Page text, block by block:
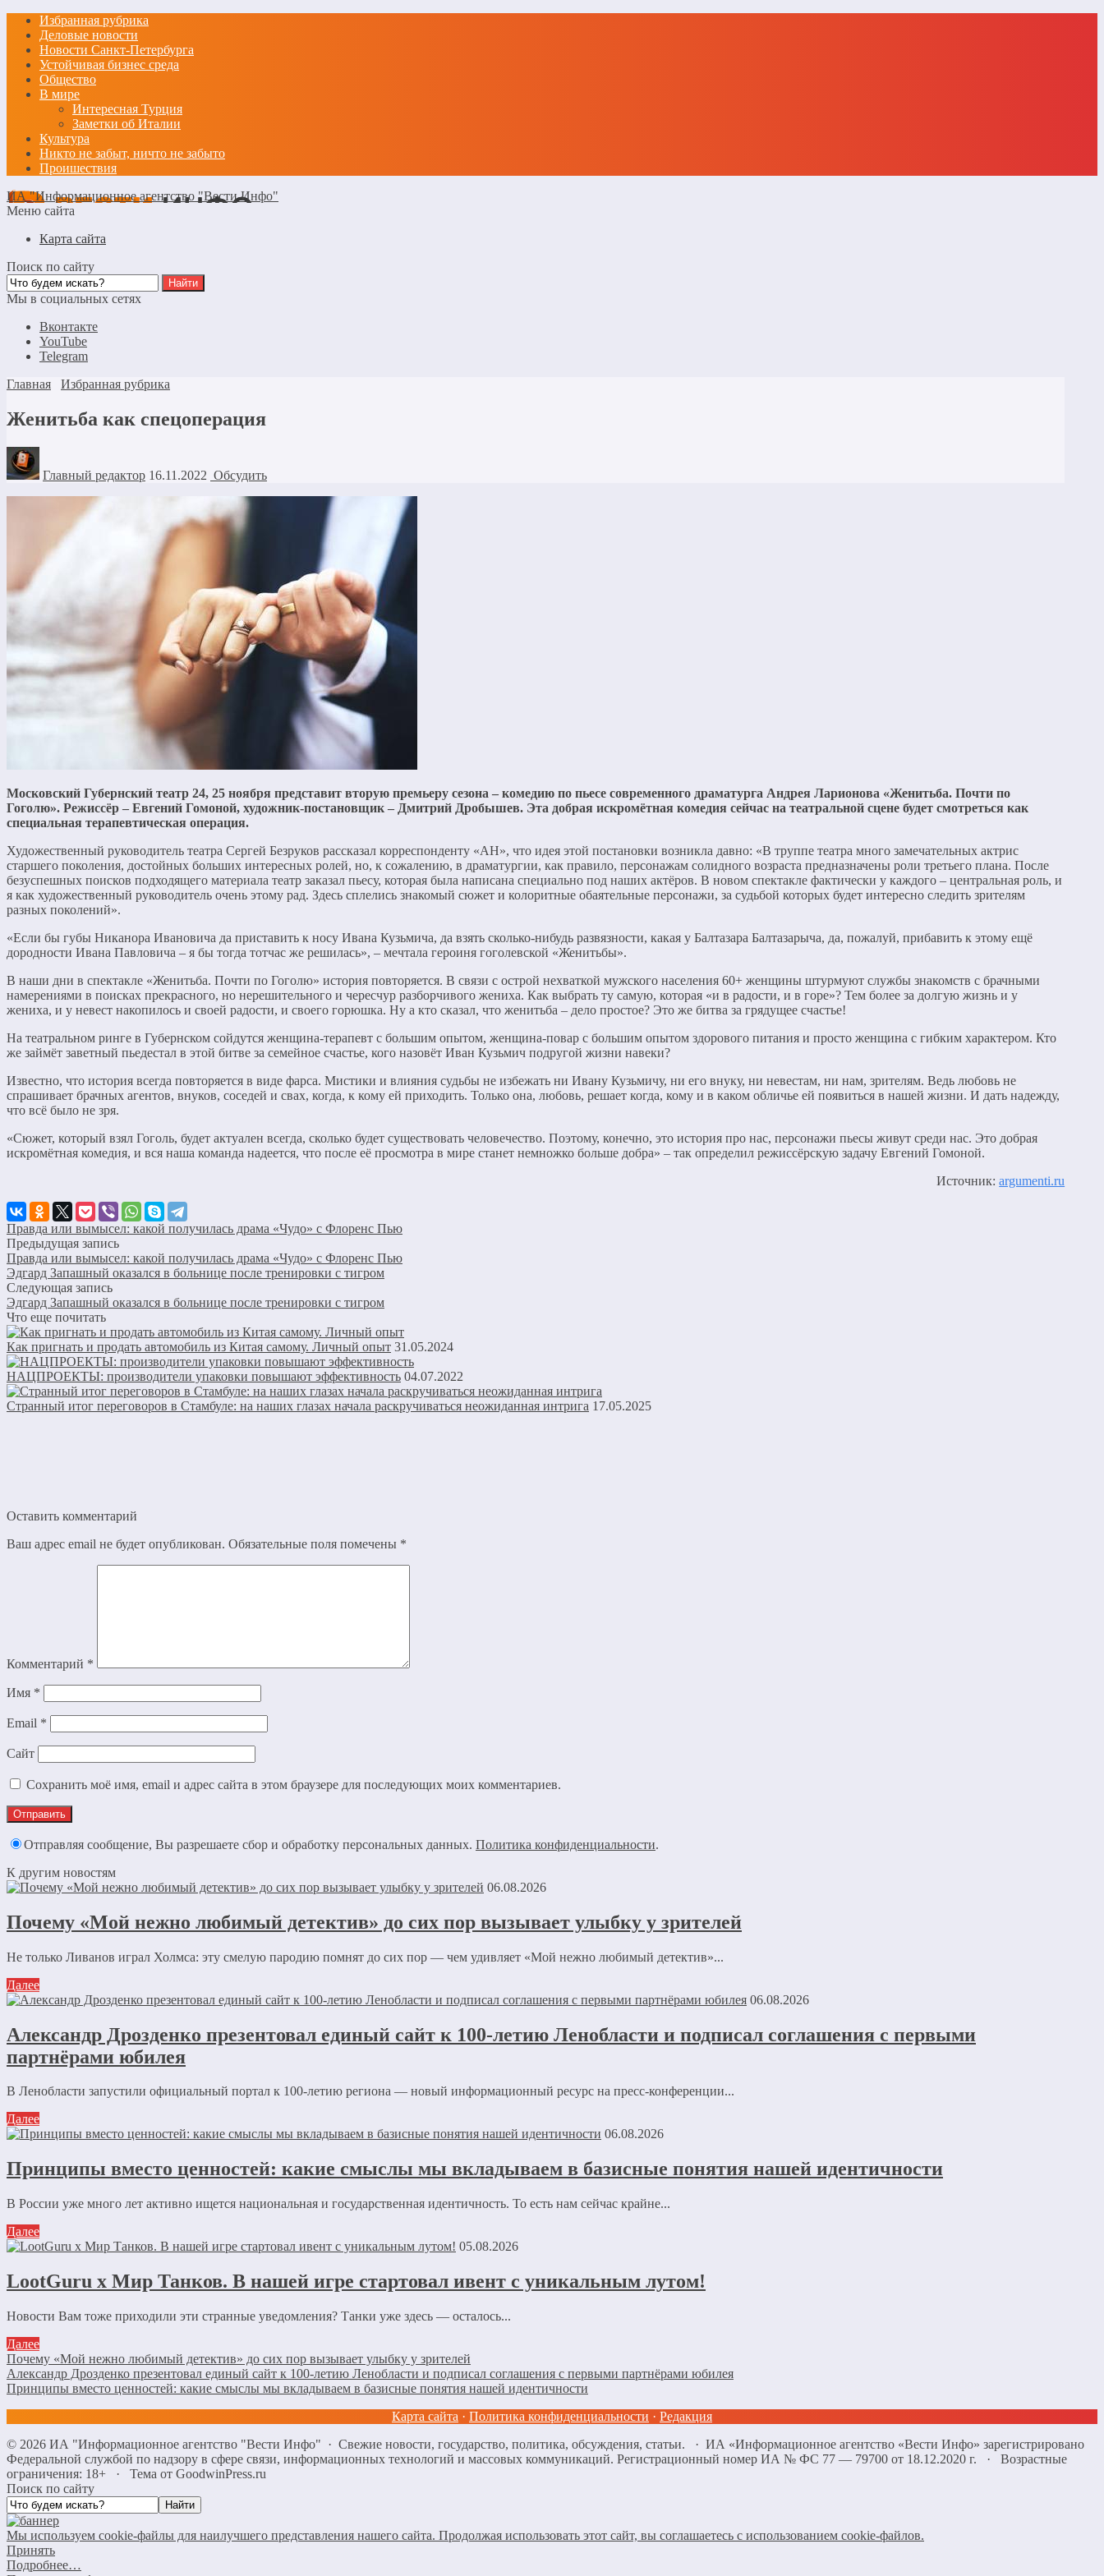
Избранная рубрика
Деловые новости
Новости Санкт-Петербурга
Устойчивая бизнес среда
Общество
В мире
Интересная Турция
Заметки об Италии
Культура
Никто не забыт, ничто не забыто
Проишествия
ИА "Информационное агентство "Вести Инфо"
Меню сайта
Карта сайта
Поиск по сайту
Мы в социальных сетях
Вконтакте
YouTube
Telegram
Главная
Избранная рубрика
Женитьба как спецоперация
Главный редактор 16.11.2022 Обсудить
Московский Губернский театр 24, 25 ноября представит вторую премьеру сезона – комедию по пьесе современного драматурга Андрея Ларионова «Женитьба. Почти по
Гоголю». Режиссёр – Евгений Гомоной, художник-постановщик – Дмитрий Дробышев. Эта добрая искромётная комедия сейчас на театральной сцене будет смотреться как
специальная терапевтическая операция.
Художественный руководитель театра Сергей Безруков рассказал корреспонденту «АН», что идея этой постановки возникла давно: «В труппе театра много замечательных актрис
старшего поколения, достойных больших интересных ролей, но, к сожалению, в драматургии, как правило, персонажам солидного возраста предназначены роли третьего плана. После
безуспешных поисков подходящего материала театр заказал пьесу, которая была написана специально под наших актёров. В новом спектакле фактически у каждого – центральная роль, и
я как художественный руководитель очень этому рад. Здесь сплелись знакомый сюжет и колоритные обаятельные персонажи, за судьбой которых будет интересно следить зрителям
разных поколений».
«Если бы губы Никанора Ивановича да приставить к носу Ивана Кузьмича, да взять сколько-нибудь развязности, какая у Балтазара Балтазарыча, да, пожалуй, прибавить к этому ещё
дородности Ивана Павловича – я бы тогда тотчас же решилась», – мечтала героиня гоголевской «Женитьбы».
В наши дни в спектакле «Женитьба. Почти по Гоголю» история повторяется. В связи с острой нехваткой мужского населения 60+ женщины штурмуют службы знакомств с брачными
намерениями в поисках прекрасного, но нерешительного и чересчур разборчивого жениха. Как выбрать ту самую, которая «и в радости, и в горе»? Тем более за долгую жизнь и у
жениха, и у невест накопилось и своей радости, и своего горюшка. Ну а кто сказал, что женитьба – дело простое? Это же битва за грядущее счастье!
На театральном ринге в Губернском сойдутся женщина-терапевт с большим опытом, женщина-повар с большим опытом здорового питания и просто женщина с гибким характером. Кто
же займёт заветный пьедестал в этой битве за семейное счастье, кого назовёт Иван Кузьмич подругой жизни навеки?
Известно, что история всегда повторяется в виде фарса. Мистики и влияния судьбы не избежать ни Ивану Кузьмичу, ни его внуку, ни невестам, ни нам, зрителям. Ведь любовь не
спрашивает брачных агентов, внуков, соседей и свах, когда, к кому ей приходить. Только она, любовь, решает когда, кому и в каком обличье ей появиться в нашей жизни. И дать надежду,
что всё было не зря.
«Сюжет, который взял Гоголь, будет актуален всегда, сколько будет существовать человечество. Поэтому, конечно, это история про нас, персонажи пьесы живут среди нас. Это добрая
искромётная комедия, и вся наша команда надеется, что после её просмотра в мире станет немножко больше добра» – так определил режиссёрскую задачу Евгений Гомоной.
Источник:argumenti.ru
Правда или вымысел: какой получилась драма «Чудо» с Флоренс Пью
Предыдущая запись
Правда или вымысел: какой получилась драма «Чудо» с Флоренс Пью
Эдгард Запашный оказался в больнице после тренировки с тигром
Следующая запись
Эдгард Запашный оказался в больнице после тренировки с тигром
Что еще почитать
Как пригнать и продать автомобиль из Китая самому. Личный опыт 31.05.2024
НАЦПРОЕКТЫ: производители упаковки повышают эффективность 04.07.2022
Странный итог переговоров в Стамбуле: на наших глазах начала раскручиваться неожиданная интрига 17.05.2025
Оставить комментарий
Ваш адрес email не будет опубликован. Обязательные поля помечены *
Комментарий *
Имя *
Email *
Сайт
Сохранить моё имя, email и адрес сайта в этом браузере для последующих моих комментариев.
Отправляя сообщение, Вы разрешаете сбор и обработку персональных данных. Политика конфиденциальности.
К другим новостям
06.08.2026
Почему «Мой нежно любимый детектив» до сих пор вызывает улыбку у зрителей
Не только Ливанов играл Холмса: эту смелую пародию помнят до сих пор — чем удивляет «Мой нежно любимый детектив»...
Далее
06.08.2026
Александр Дрозденко презентовал единый сайт к 100-летию Ленобласти и подписал соглашения с первыми
партнёрами юбилея
В Ленобласти запустили официальный портал к 100-летию региона — новый информационный ресурс на пресс-конференции...
Далее
06.08.2026
Принципы вместо ценностей: какие смыслы мы вкладываем в базисные понятия нашей идентичности
В России уже много лет активно ищется национальная и государственная идентичность. То есть нам сейчас крайне...
Далее
05.08.2026
LootGuru x Мир Танков. В нашей игре стартовал ивент с уникальным лутом!
Новости Вам тоже приходили эти странные уведомления? Танки уже здесь — осталось...
Далее
Почему «Мой нежно любимый детектив» до сих пор вызывает улыбку у зрителей
Александр Дрозденко презентовал единый сайт к 100-летию Ленобласти и подписал соглашения с первыми партнёрами юбилея
Принципы вместо ценностей: какие смыслы мы вкладываем в базисные понятия нашей идентичности
Карта сайта · Политика конфиденциальности · Редакция
© 2026 ИА "Информационное агентство "Вести Инфо" · Свежие новости, государство, политика, обсуждения, статьи. · ИА «Информационное агентство «Вести Инфо» зарегистрировано
Федеральной службой по надзору в сфере связи, информационных технологий и массовых коммуникаций. Регистрационный номер ИА № ФС 77 — 79700 от 18.12.2020 г. · Возрастные
ограничения: 18+
· Тема от GoodwinPress.ru
Поиск по сайту
Мы используем cookie-файлы для наилучшего представления нашего сайта. Продолжая использовать этот сайт, вы соглашаетесь с использованием cookie-файлов.
Принять
Подробнее…